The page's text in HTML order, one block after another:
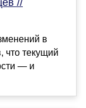
в
что текущий
— и